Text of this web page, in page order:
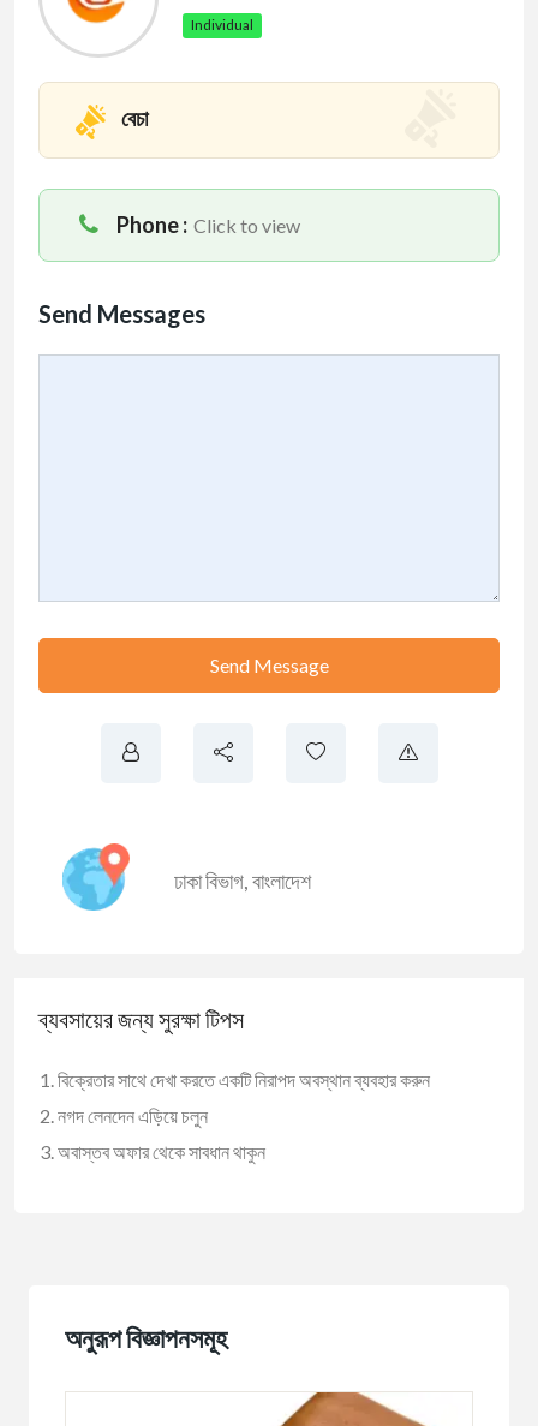
Individual
বেচা
Phone : Click to view
Send Messages
Send Message
ঢাকা বিভাগ,বাংলাদেশ
ব্যবসায়ের জন্য সুরক্ষা টিপস
বিক্রেতার সাথে দেখা করতে একটি নিরাপদ অবস্থান ব্যবহার করুন
নগদ লেনদেন এড়িয়ে চলুন
অবাস্তব অফার থেকে সাবধান থাকুন
অনুরূপ বিজ্ঞাপনসমূহ